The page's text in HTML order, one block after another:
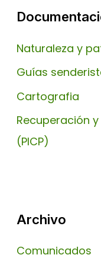
Naturaleza y
Guías
Cartografia
Recuperación
(PICP)
Archivo
Comunicados